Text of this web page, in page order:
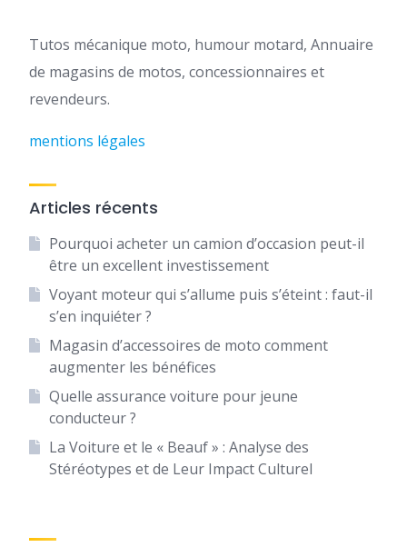
Tutos mécanique moto, humour motard, Annuaire
de magasins de motos, concessionnaires et
revendeurs.
mentions légales
Articles récents
Pourquoi acheter un camion d’occasion peut-il
être un excellent investissement
Voyant moteur qui s’allume puis s’éteint : faut-il
s’en inquiéter ?
Magasin d’accessoires de moto comment
augmenter les bénéfices
Quelle assurance voiture pour jeune
conducteur ?
La Voiture et le « Beauf » : Analyse des
Stéréotypes et de Leur Impact Culturel